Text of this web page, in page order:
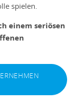
spielen.
einem seriösen